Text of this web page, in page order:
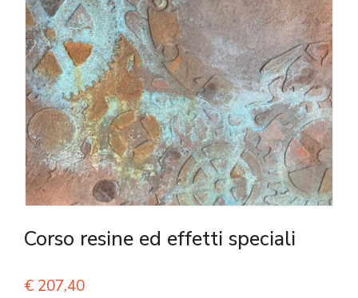
Corso resine ed effetti speciali
€ 207,40